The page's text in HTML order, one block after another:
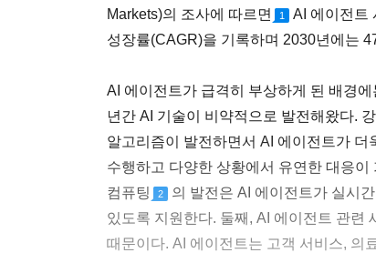
Markets)의 조사에 따르면
1
AI 에이전트
성장률(CAGR)을 기록하며 2030년에는
AI 에이전트가 급격히 부상하게 된 배경
년간 AI 기술이 비약적으로 발전해왔다.
알고리즘이 발전하면서 AI 에이전트가
수행하고 다양한 상황에서 유연한 대응이
컴퓨팅
2
의 발전은 AI 에이전트가 실시
있도록 지원한다. 둘째, AI 에이전트 관련
때문이다. AI 에이전트는 고객 서비스, 의